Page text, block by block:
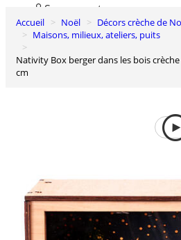
Se connecter
Liste des envies
Panier
Accueil Noël
Décors crèche de
Maisons, milieux, ateliers, puits
Nativity Box berger dans les bois crèche 6 cm peinte à la main 20x25x20
cm